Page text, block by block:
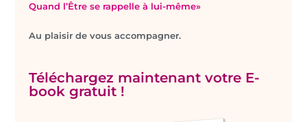
Quand l’Être se rappelle à lui-même»
Au plaisir de vous accompagner.
Téléchargez maintenant votre E-
book gratuit !